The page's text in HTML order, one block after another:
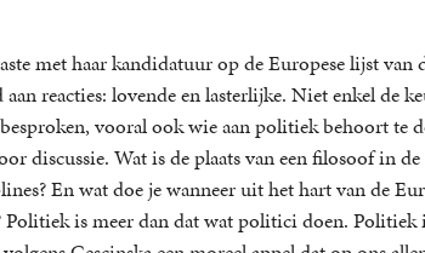
met haar kandidatuur op de Europese lijst
reacties: lovende en lasterlijke. Niet enkel de
vooral ook wie aan politiek behoort te
discussie. Wat is de plaats van een filosoof in
En wat doe je wanneer uit het hart van de
is meer dan dat wat politici doen. Politiek